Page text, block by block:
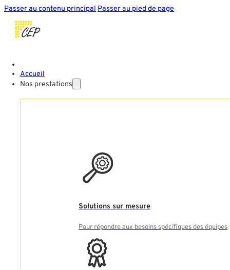
Passer au contenu principal Passer au pied de page
Accueil
Nos prestations
Solutions sur mesure
Pour répondre aux besoins spécifiques des équipes